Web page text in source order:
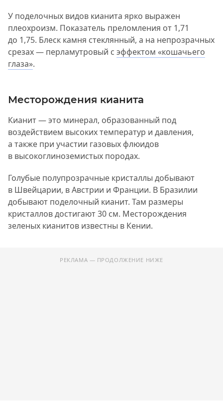
У поделочных видов кианита ярко выражен
плеохроизм. Показатель преломления от 1,71
до 1,75. Блеск камня стеклянный, а на непрозрачных
срезах — перламутровый с эффектом «кошачьего
глаза».
Месторождения кианита
Кианит — это минерал, образованный под
воздействием высоких температур и давления,
а также при участии газовых флюидов
в высокоглиноземистых породах.
Голубые полупрозрачные кристаллы добывают
в Швейцарии, в Австрии и Франции. В Бразилии
добывают поделочный кианит. Там размеры
кристаллов достигают 30 см. Месторождения
зеленых кианитов известны в Кении.
РЕКЛАМА — ПРОДОЛЖЕНИЕ НИЖЕ